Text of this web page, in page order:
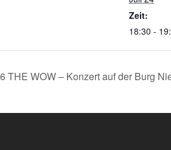
Zeit:
18:30 -
THE WOW – Konzert auf der Burg